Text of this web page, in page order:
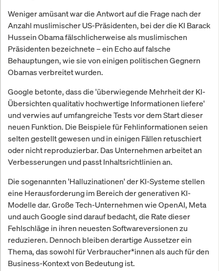
Weniger amüsant war die Antwort auf die Frage nach der
Anzahl muslimischer US-Präsidenten, bei der die KI Barack
Hussein Obama fälschlicherweise als muslimischen
Präsidenten bezeichnete – ein Echo auf falsche
Behauptungen, wie sie von einigen politischen Gegnern
Obamas verbreitet wurden.
Google betonte, dass die 'überwiegende Mehrheit der KI-
Übersichten qualitativ hochwertige Informationen liefere'
und verwies auf umfangreiche Tests vor dem Start dieser
neuen Funktion. Die Beispiele für Fehlinformationen seien
selten gestellt gewesen und in einigen Fällen retuschiert
oder nicht reproduzierbar. Das Unternehmen arbeitet an
Verbesserungen und passt Inhaltsrichtlinien an.
Die sogenannten 'Halluzinationen' der KI-Systeme stellen
eine Herausforderung im Bereich der generativen KI-
Modelle dar. Große Tech-Unternehmen wie OpenAI, Meta
und auch Google sind darauf bedacht, die Rate dieser
Fehlschläge in ihren neuesten Softwareversionen zu
reduzieren. Dennoch bleiben derartige Aussetzer ein
Thema, das sowohl für Verbraucher*innen als auch für den
Business-Kontext von Bedeutung ist.